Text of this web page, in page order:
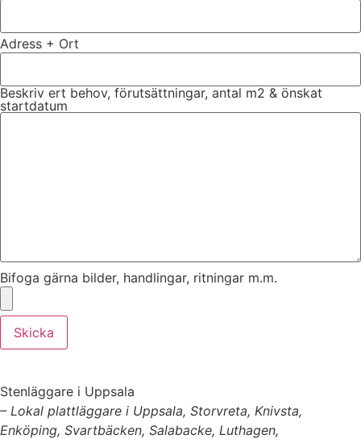
Adress + Ort
Beskriv ert behov, förutsättningar, antal m2 & önskat
startdatum
Bifoga gärna bilder, handlingar, ritningar m.m.
Skicka
Stenläggare i Uppsala
– Lokal plattläggare i Uppsala, Storvreta, Knivsta,
Enköping, Svartbäcken, Salabacke, Luthagen,